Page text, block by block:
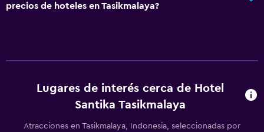
precios de hoteles en Tasikmalaya?
Lugares de interés cerca de Hotel
Santika Tasikmalaya
Atracciones en Tasikmalaya, Indonesia, seleccionadas por